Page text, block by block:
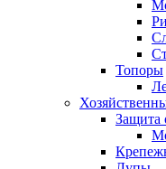
Топоры
Защита